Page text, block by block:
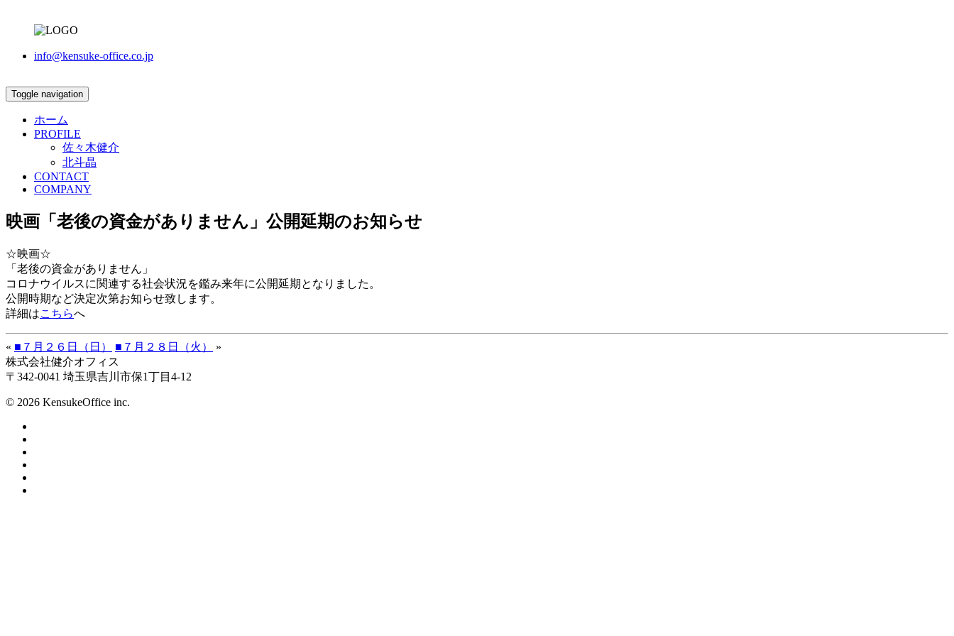
info@kensuke-office.co.jp
Toggle navigation
ホーム
PROFILE
佐々木健介
北斗晶
CONTACT
COMPANY
映画「老後の資金がありません」公開延期のお知らせ
☆映画☆
「老後の資金がありません」
コロナウイルスに関連する社会状況を鑑み来年に公開延期となりました。
公開時期など決定次第お知らせ致します。
詳細はこちらへ
« ■７月２６日（日） ■７月２８日（火）
»
株式会社健介オフィス
〒342-0041 埼玉県吉川市保1丁目4-12
© 2026 KensukeOffice inc.